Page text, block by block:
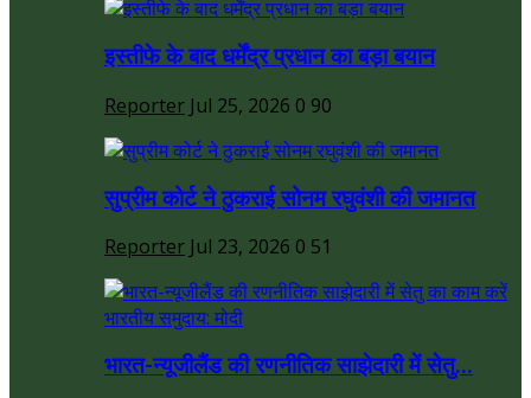
इस्तीफे के बाद धर्मेंद्र प्रधान का बड़ा बयान
Reporter Jul 25, 2026 0 90
सुप्रीम कोर्ट ने ठुकराई सोनम रघुवंशी की जमानत
Reporter Jul 23, 2026 0 51
भारत-न्यूजीलैंड की रणनीतिक साझेदारी में सेतु...